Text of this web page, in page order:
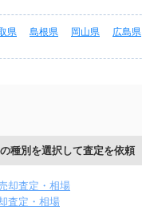
県 島根県 岡山県 広島県
種別を選択して査定を依頼
却査定・相場
査定・相場